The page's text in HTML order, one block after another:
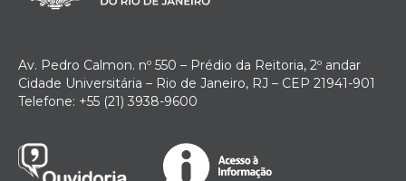
Av. Pedro Calmon. nº 550 – Prédio da Reitoria, 2º andar
Cidade Universitária – Rio de Janeiro, RJ – CEP 21941-901
Telefone: +55 (21) 3938-9600